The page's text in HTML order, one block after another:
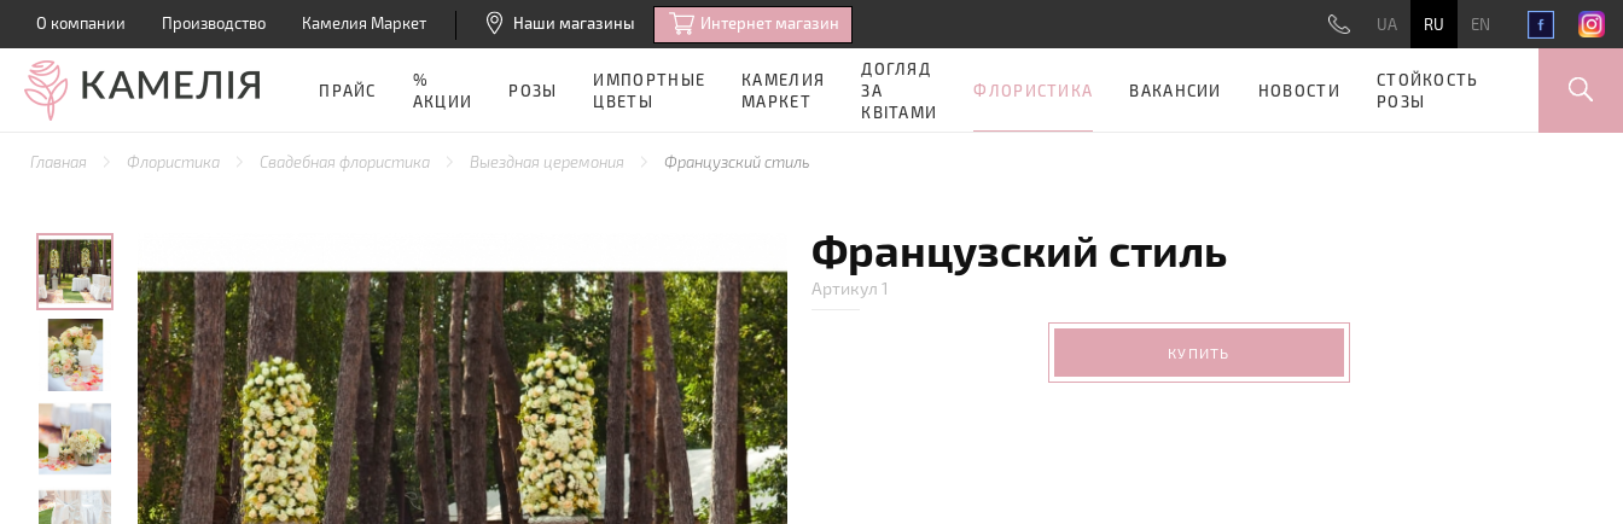
О компании Производство Камелия Маркет Наши магазины Интернет магазин UA RU EN
ПРАЙС
%
АКЦИИ
РОЗЫ
ИМПОРТНЫЕ
ЦВЕТЫ
КАМЕЛИЯ
МАРКЕТ
ДОГЛЯД
ЗА
КВІТАМИ
ФЛОРИСТИКА ВАКАНСИИ НОВОСТИ
СТОЙКОСТЬ
РОЗЫ
Главная Флористика Свадебная флористика Выездная церемония Французский стиль
Французский стиль
Артикул 1
КУПИТЬ